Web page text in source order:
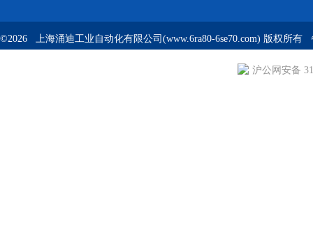
©2026 上海涌迪工业自动化有限公司(www.6ra80-6se70.com) 版权所有
沪公网安备